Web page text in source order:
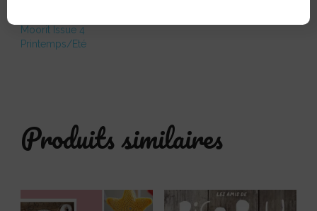
Moorit Issue 4
Printemps/Eté
Produits similaires